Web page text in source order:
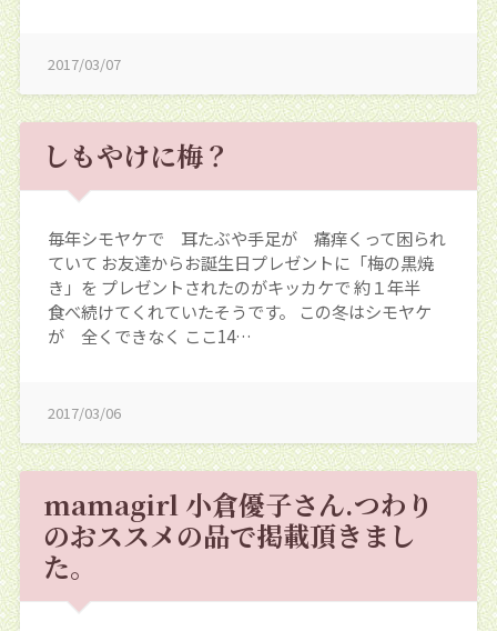
2017/03/07
しもやけに梅？
毎年シモヤケで 耳たぶや手足が 痛痒くって困られ
ていて お友達からお誕生日プレゼントに「梅の黒焼
き」を プレゼントされたのがキッカケで 約１年半
食べ続けてくれていたそうです。 この冬はシモヤケ
が 全くできなく ここ14…
2017/03/06
mamagirl 小倉優子さん.つわり
のおススメの品で掲載頂きまし
た。